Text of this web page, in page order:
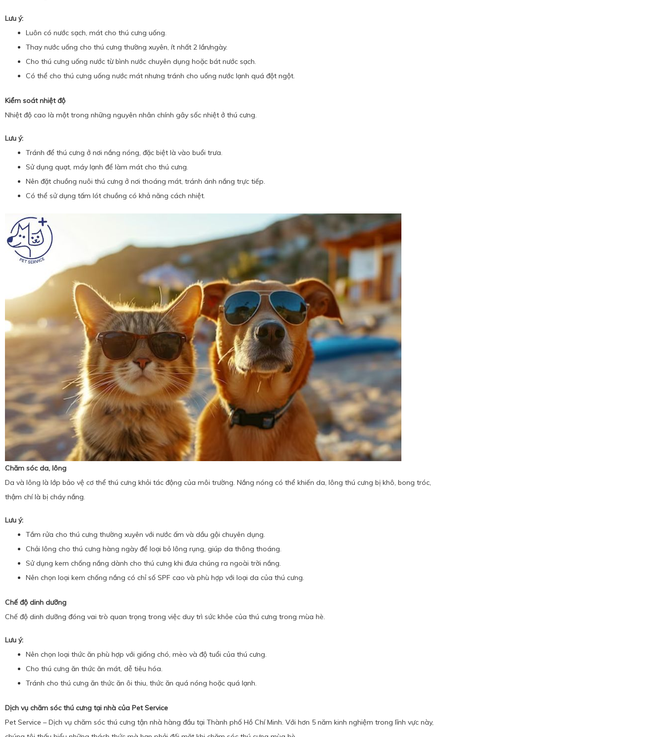
Lưu ý:
Luôn có nước sạch, mát cho thú cưng uống.
Thay nước uống cho thú cưng thường xuyên, ít nhất 2 lần/ngày.
Cho thú cưng uống nước từ bình nước chuyên dụng hoặc bát nước sạch.
Có thể cho thú cưng uống nước mát nhưng tránh cho uống nước lạnh quá đột ngột.
Kiểm soát nhiệt độ
Nhiệt độ cao là một trong những nguyên nhân chính gây sốc nhiệt ở thú cưng.
Lưu ý:
Tránh để thú cưng ở nơi nắng nóng, đặc biệt là vào buổi trưa.
Sử dụng quạt, máy lạnh để làm mát cho thú cưng.
Nên đặt chuồng nuôi thú cưng ở nơi thoáng mát, tránh ánh nắng trực tiếp.
Có thể sử dụng tấm lót chuồng có khả năng cách nhiệt.
Chăm sóc da, lông
Da và lông là lớp bảo vệ cơ thể thú cưng khỏi tác động của môi trường. Nắng nóng có thể khiến da, lông thú cưng bị khô, bong tróc,
thậm chí là bị cháy nắng.
Lưu ý:
Tắm rửa cho thú cưng thường xuyên với nước ấm và dầu gội chuyên dụng.
Chải lông cho thú cưng hàng ngày để loại bỏ lông rụng, giúp da thông thoáng.
Sử dụng kem chống nắng dành cho thú cưng khi đưa chúng ra ngoài trời nắng.
Nên chọn loại kem chống nắng có chỉ số SPF cao và phù hợp với loại da của thú cưng.
Chế độ dinh dưỡng
Chế độ dinh dưỡng đóng vai trò quan trọng trong việc duy trì sức khỏe của thú cưng trong mùa hè.
Lưu ý:
Nên chọn loại thức ăn phù hợp với giống chó, mèo và độ tuổi của thú cưng.
Cho thú cưng ăn thức ăn mát, dễ tiêu hóa.
Tránh cho thú cưng ăn thức ăn ôi thiu, thức ăn quá nóng hoặc quá lạnh.
Dịch vụ chăm sóc thú cưng tại nhà của Pet Service
Pet Service – Dịch vụ chăm sóc thú cưng tận nhà hàng đầu tại Thành phố Hồ Chí Minh. Với hơn 5 năm kinh nghiệm trong lĩnh vực này,